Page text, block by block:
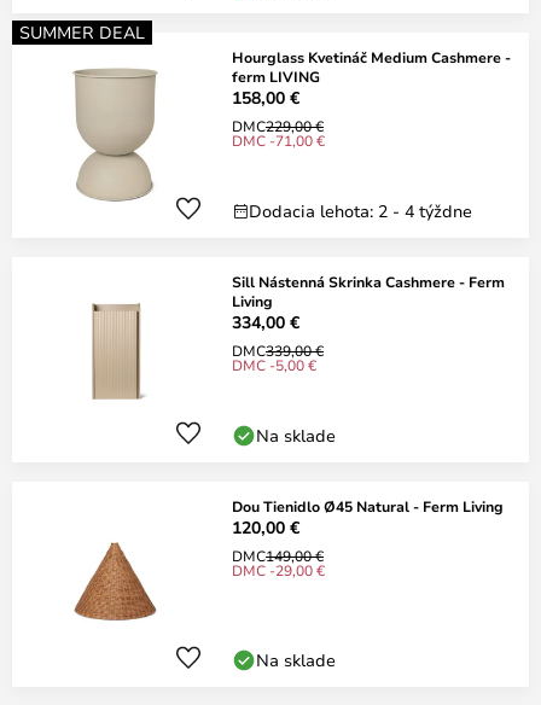
SUMMER DEAL
Hourglass Kvetináč Medium Cashmere -
ferm LIVING
158,00 €
DMC229,00 €
DMC -71,00 €
Dodacia lehota: 2 - 4 týždne
Sill Nástenná Skrinka Cashmere - Ferm
Living
334,00 €
DMC339,00 €
DMC -5,00 €
Na sklade
Dou Tienidlo Ø45 Natural - Ferm Living
120,00 €
DMC149,00 €
DMC -29,00 €
Na sklade